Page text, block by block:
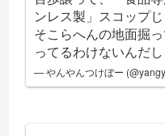
ンレス製」スコップ
そこらへんの地面掘
ってるわけないんだ
— やんやんつけぼー